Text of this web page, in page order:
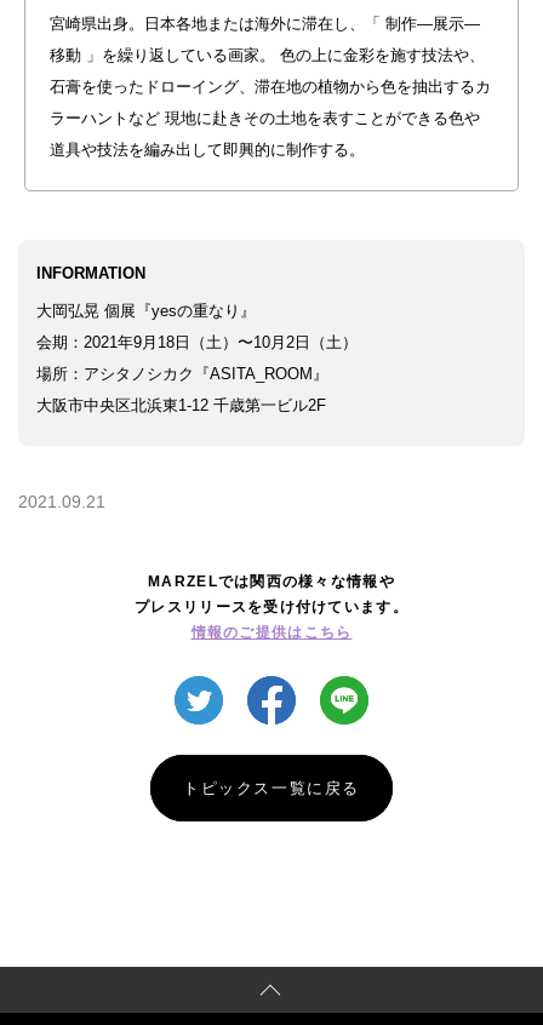
2021.09.21
宮崎県出身。日本各地または海外に滞在し、「 制作―展示―
移動 」を繰り返している画家。 色の上に金彩を施す技法や、
石膏を使ったドローイング、滞在地の植物から色を抽出するカ
ラーハントなど 現地に赴きその土地を表すことができる色や
道具や技法を編み出して即興的に制作する。
INFORMATION
大岡弘晃 個展『yesの重なり』
会期：2021年9月18日（土）〜10月2日（土）
場所：アシタノシカク『ASITA_ROOM』
大阪市中央区北浜東1-12 千歳第一ビル2F
MARZELでは関西の様々な情報や
プレスリリースを受け付けています。
情報のご提供はこちら
トピックス一覧に戻る